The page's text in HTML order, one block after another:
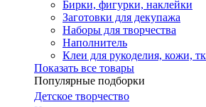
Бирки, фигурки, наклейки
Заготовки для декупажа
Наборы для творчества
Наполнитель
Клеи для рукоделия, кожи,
Показать все товары
Популярные подборки
Детское творчество